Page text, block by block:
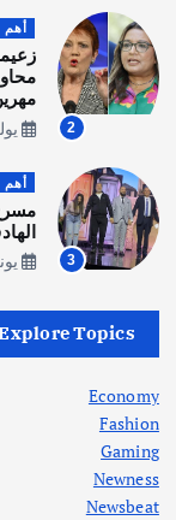
4
أهم الأخبار ثقافة
انطلاق ورشة
أغسطس 5, 2026
2
أهم
يوليو
3
أهم
يونيو
Topics
Economy
Fashion
Gaming
Newness
Newsbeat